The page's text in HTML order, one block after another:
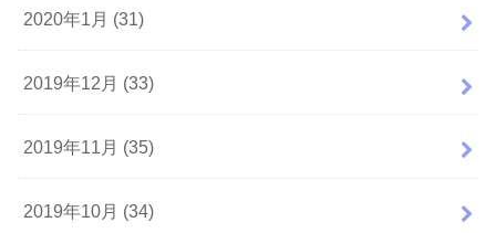
2020年1月 (31)
2019年12月 (33)
2019年11月 (35)
2019年10月 (34)